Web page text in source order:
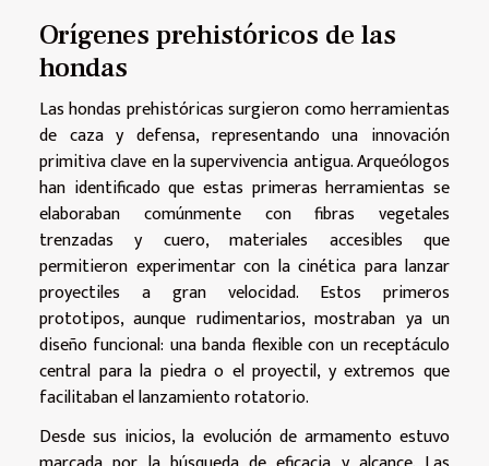
Orígenes prehistóricos de las
hondas
Las hondas prehistóricas surgieron como herramientas
de caza y defensa, representando una innovación
primitiva clave en la supervivencia antigua. Arqueólogos
han identificado que estas primeras herramientas se
elaboraban comúnmente con fibras vegetales
trenzadas y cuero, materiales accesibles que
permitieron experimentar con la cinética para lanzar
proyectiles a gran velocidad. Estos primeros
prototipos, aunque rudimentarios, mostraban ya un
diseño funcional: una banda flexible con un receptáculo
central para la piedra o el proyectil, y extremos que
facilitaban el lanzamiento rotatorio.
Desde sus inicios, la evolución de armamento estuvo